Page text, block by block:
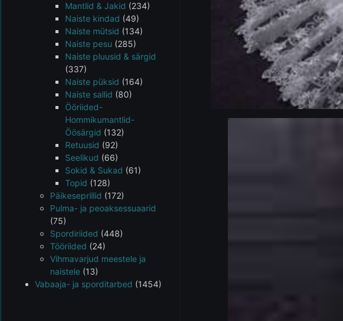
Mantlid & Jakid (234)
Naiste kindad (49)
Naiste mütsid (134)
Naiste pesu (285)
Naiste pluusid & särgid
(337)
Naiste püksid (164)
Naiste sallid (80)
Ööriided-
Hommikumantlid-
Öösärgid (132)
Retuusid (92)
Seelikud (66)
Sokid & Sukad (61)
Topid (128)
Päikeseprillid (172)
Pulma- ja peoaksessuaarid
(75)
Spordiriided (448)
Tööriided (24)
Vihmavarjud meestele ja
naistele (13)
Vabaaja- ja sporditarbed (1454)